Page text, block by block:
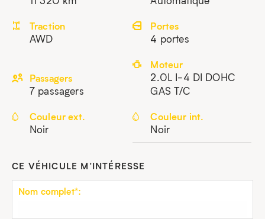
Traction
AWD
Portes
4 portes
Passagers
7 passagers
Moteur
2.0L I-4 DI DOHC
GAS T/C
Couleur ext.
Noir
Couleur int.
Noir
CE VÉHICULE M’INTÉRESSE
Nom complet*: